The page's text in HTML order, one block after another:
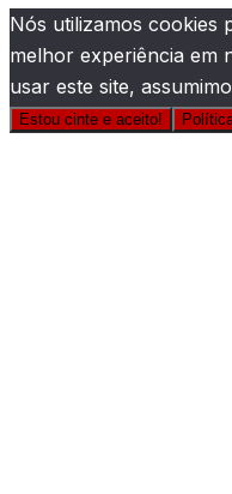
Nós utilizamos cookies
melhor experiência em
usar este site,
Estou cinte e aceito!